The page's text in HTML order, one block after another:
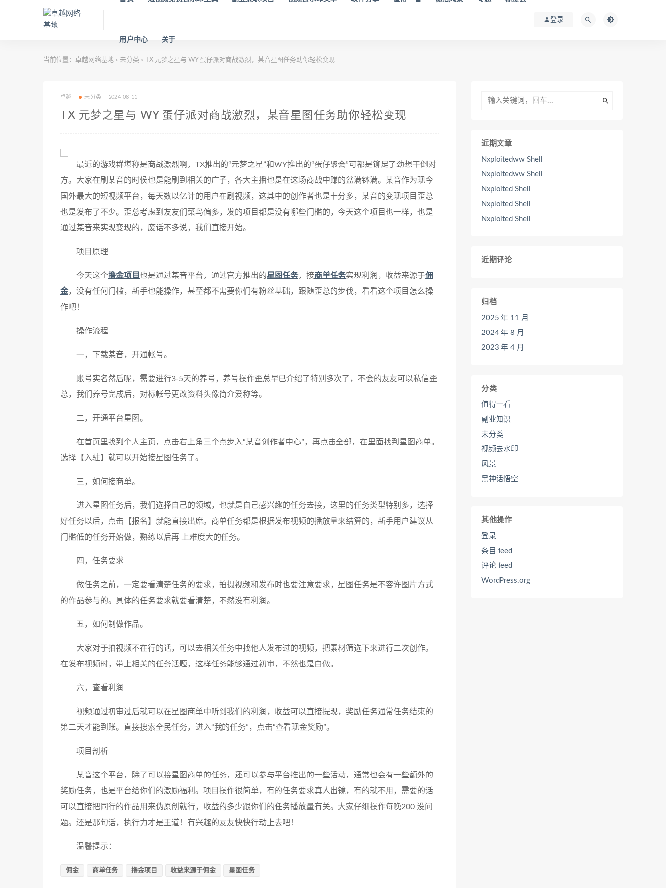
用户中心 关于
登录
当前位置： 卓越网络基地 > 未分类 > TX 元梦之星与 WY 蛋仔派对商战激烈，某音星图任务助你轻松变现
卓越 未分类 2024-08-11
TX 元梦之星与 WY 蛋仔派对商战激烈，某音星图任务助你轻松变现
最近的游戏群堪称是商战激烈啊，TX推出的“元梦之星”和WY推出的“蛋仔聚会”可都是铆足了劲想干倒对
方。大家在刷某音的时侯也是能刷到相关的广子，各大主播也是在这场商战中赚的盆满钵满。某音作为现今
国外最大的短视频平台，每天数以亿计的用户在刷视频，这其中的创作者也是十分多，某音的变现项目歪总
也是发布了不少。歪总考虑到友友们菜鸟偏多，发的项目都是没有哪些门槛的，今天这个项目也一样，也是
通过某音来实现变现的，废话不多说，我们直接开始。
项目原理
今天这个撸金项目也是通过某音平台，通过官方推出的星图任务，接商单任务实现利润，收益来源于佣
金，没有任何门槛，新手也能操作，甚至都不需要你们有粉丝基础，跟随歪总的步伐，看看这个项目怎么操
作吧！
操作流程
一，下载某音，开通帐号。
账号实名然后呢，需要进行3-5天的养号，养号操作歪总早已介绍了特别多次了，不会的友友可以私信歪
总，我们养号完成后，对标帐号更改资料头像简介爱称等。
二，开通平台星图。
在首页里找到个人主页，点击右上角三个点步入“某音创作者中心”，再点击全部，在里面找到星图商单。
选择【入驻】就可以开始接星图任务了。
三，如何接商单。
进入星图任务后，我们选择自己的领域，也就是自己感兴趣的任务去接，这里的任务类型特别多，选择
好任务以后，点击【报名】就能直接出席。商单任务都是根据发布视频的播放量来结算的，新手用户建议从
门槛低的任务开始做，熟练以后再 上难度大的任务。
四，任务要求
做任务之前，一定要看清楚任务的要求，拍摄视频和发布时也要注意要求，星图任务是不容许图片方式
的作品参与的。具体的任务要求就要看清楚，不然没有利润。
五，如何制做作品。
大家对于拍视频不在行的话，可以去相关任务中找他人发布过的视频，把素材筛选下来进行二次创作。
在发布视频时，带上相关的任务话题，这样任务能够通过初审，不然也是白做。
六，查看利润
视频通过初审过后就可以在星图商单中听到我们的利润，收益可以直接提现，奖励任务通常任务结束的
第二天才能到账。直接搜索全民任务，进入“我的任务”，点击“查看现金奖励”。
项目剖析
某音这个平台，除了可以接星图商单的任务，还可以参与平台推出的一些活动，通常也会有一些额外的
奖励任务，也是平台给你们的激励福利。项目操作很简单，有的任务要求真人出镜，有的就不用，需要的话
可以直接把同行的作品用来伪原创就行，收益的多少跟你们的任务播放量有关。大家仔细操作每晚200 没问
题。还是那句话，执行力才是王道！有兴趣的友友快快行动上去吧！
温馨提示：
佣金 商单任务 撸金项目 收益来源于佣金 星图任务
近期文章
Nxploitedww Shell
Nxploitedww Shell
Nxploited Shell
Nxploited Shell
Nxploited Shell
近期评论
归档
2025 年 11 月
2024 年 8 月
2023 年 4 月
分类
值得一看
副业知识
未分类
视频去水印
风景
黑神话悟空
其他操作
登录
条目 feed
评论 feed
WordPress.org